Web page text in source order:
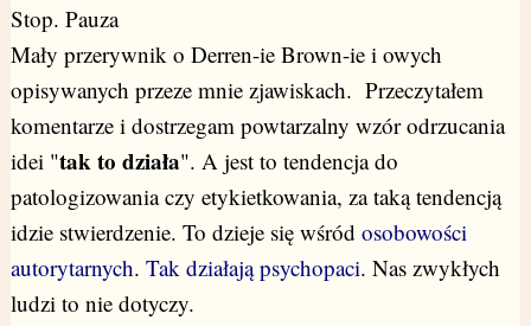
Stop. Pauza
Mały przerywnik o Derren-ie Brown-ie i owych
opisywanych przeze mnie zjawiskach. Przeczytałem
komentarze i dostrzegam powtarzalny wzór odrzucania
idei "tak to działa". A jest to tendencja do
patologizowania czy etykietkowania, za taką tendencją
idzie stwierdzenie. To dzieje się wśród osobowości
autorytarnych. Tak działają psychopaci. Nas zwykłych
ludzi to nie dotyczy.